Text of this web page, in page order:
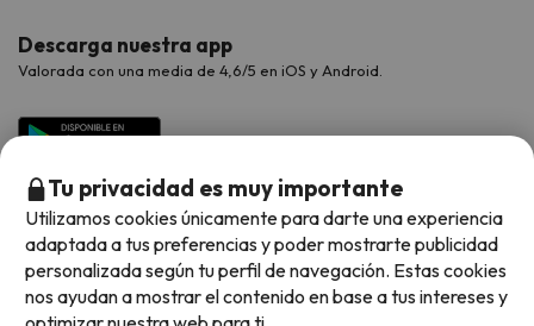
Descarga nuestra app
Valorada con una media de 4,6/5 en iOS y Android.
Tu privacidad es muy importante
Utilizamos cookies únicamente para darte una experiencia
adaptada a tus preferencias y poder mostrarte publicidad
personalizada según tu perfil de navegación. Estas cookies
nos ayudan a mostrar el contenido en base a tus intereses y